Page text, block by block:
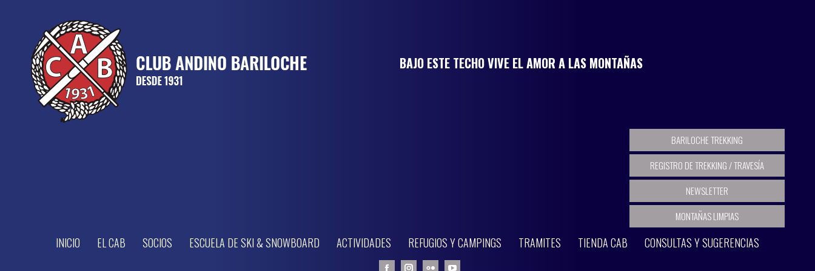
BAJO ESTE TECHO VIVE EL AMOR A LAS MONTAÑAS
BARILOCHE TREKKING
REGISTRO DE TREKKING / TRAVESÍA
NEWSLETTER
MONTAÑAS LIMPIAS
INICIO EL CAB SOCIOS ESCUELA DE SKI & SNOWBOARD ACTIVIDADES REFUGIOS Y CAMPINGS TRAMITES TIENDA CAB CONSULTAS Y SUGERENCIAS